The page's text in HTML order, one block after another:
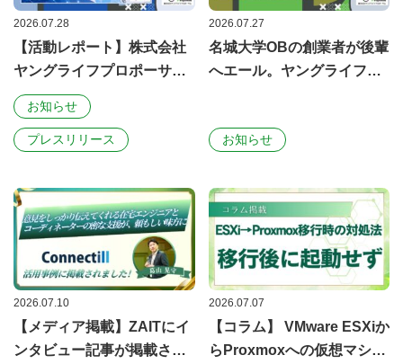
ネットワークパートナー
2026.07.28
【活動レポート】株式会社
ヤングライフプロポーサ
ル、京都女子大学にて「業
界研究セミナー」を開催
お知らせ​
プレスリリース
2026.07.27
名城大学OBの創業者が後輩
へエール。ヤングライフプ
ジニアの魅力と働く意義を
お知らせ​
2026.07.10
【メディア掲載】ZAITにイ
ンタビュー記事が掲載され
2026.07.07
【コラム】 VMware ESXiか
らProxmoxへの仮想マシン